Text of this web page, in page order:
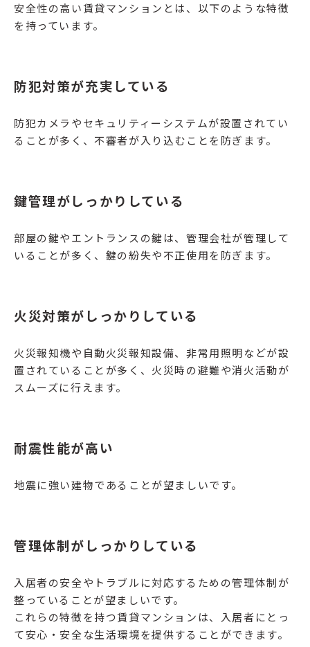
安全性の高い賃貸マンションとは、以下のような特徴
を持っています。
防犯対策が充実している
防犯カメラやセキュリティーシステムが設置されてい
ることが多く、不審者が入り込むことを防ぎます。
鍵管理がしっかりしている
部屋の鍵やエントランスの鍵は、管理会社が管理して
いることが多く、鍵の紛失や不正使用を防ぎます。
火災対策がしっかりしている
火災報知機や自動火災報知設備、非常用照明などが設
置されていることが多く、火災時の避難や消火活動が
スムーズに行えます。
耐震性能が高い
地震に強い建物であることが望ましいです。
管理体制がしっかりしている
入居者の安全やトラブルに対応するための管理体制が
整っていることが望ましいです。
これらの特徴を持つ賃貸マンションは、入居者にとっ
て安心・安全な生活環境を提供することができます。